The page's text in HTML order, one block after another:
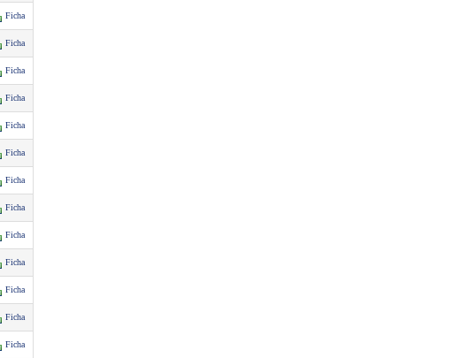
Ficha
Ficha
Ficha
Ficha
Ficha
Ficha
Ficha
Ficha
Ficha
Ficha
Ficha
Ficha
Ficha